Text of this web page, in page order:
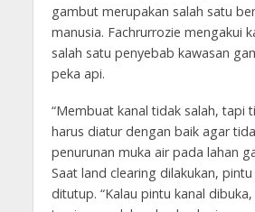
gambut merupakan salah satu
manusia. Fachrurrozie mengakui
salah satu penyebab kawasan
peka api.
“Membuat kanal tidak salah, tapi
harus diatur dengan baik agar
penurunan muka air pada lahan
Saat land clearing dilakukan,
ditutup. “Kalau pintu kanal